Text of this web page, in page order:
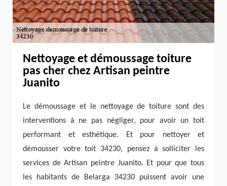
Nettoyage et démoussage toiture
pas cher chez Artisan peintre
Juanito
Le démoussage et le nettoyage de toiture sont des
interventions à ne pas négliger, pour avoir un toit
performant et esthétique. Et pour nettoyer et
démousser votre toit 34230, pensez à solliciter les
services de Artisan peintre Juanito. Et pour que tous
les habitants de Belarga 34230 puissent avoir une